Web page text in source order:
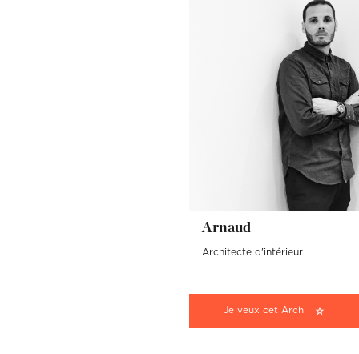
Arnaud
Architecte d'intérieur
Je veux cet Archi